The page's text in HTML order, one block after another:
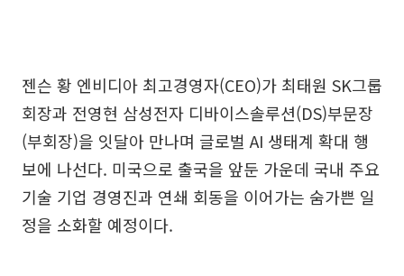
젠슨 황 엔비디아 최고경영자(CEO)가 최태원 SK그룹
회장과 전영현 삼성전자 디바이스솔루션(DS)부문장
(부회장)을 잇달아 만나며 글로벌 AI 생태계 확대 행
보에 나선다. 미국으로 출국을 앞둔 가운데 국내 주요
기술 기업 경영진과 연쇄 회동을 이어가는 숨가쁜 일
정을 소화할 예정이다.